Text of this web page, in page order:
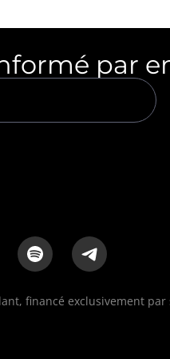
par
financé exclusivement par